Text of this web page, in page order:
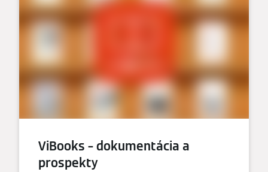
ViBooks – dokumentácia a
prospekty